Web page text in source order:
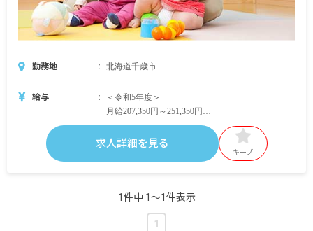
勤務地 北海道千歳市
給与
＜令和5年度＞
月給207,350円～251,350円
・内訳
基本給 154,000円～190,000円
保育地域手当 2,000円
みなし残業手当 14,350円～17,350円（10時間分／
求人詳細を見る
キープ
1件中 1〜1件表示
1